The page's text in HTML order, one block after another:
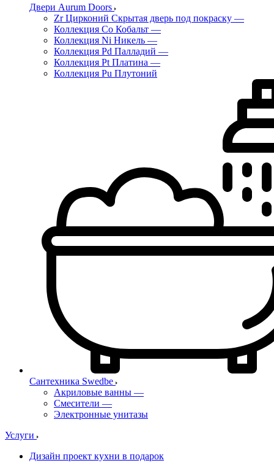
Двери Aurum Doors
Zr Цирконий Скрытая дверь под покраску —
Коллекция Co Кобальт —
Коллекция Ni Никель —
Коллекция Pd Палладий —
Коллекция Pt Платина —
Коллекция Pu Плутоний
Сантехника Swedbe
Акриловые ванны —
Смесители —
Электронные унитазы
Услуги
Дизайн проект кухни в подарок